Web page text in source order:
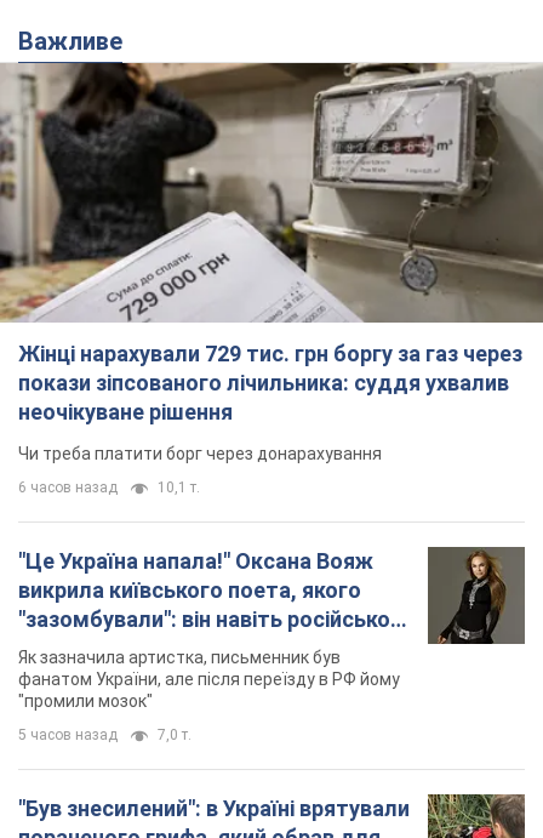
Важливе
Жінці нарахували 729 тис. грн боргу за газ через
покази зіпсованого лічильника: суддя ухвалив
неочікуване рішення
Чи треба платити борг через донарахування
6 часов назад 10,1 т.
"Це Україна напала!" Оксана Вояж
викрила київського поета, якого
"зазомбували": він навіть російської
не знав, а тепер хоче геноциду
українців
Як зазначила артистка, письменник був
фанатом України, але після переїзду в РФ йому
"промили мозок"
5 часов назад 7,0 т.
"Був знесилений": в Україні врятували